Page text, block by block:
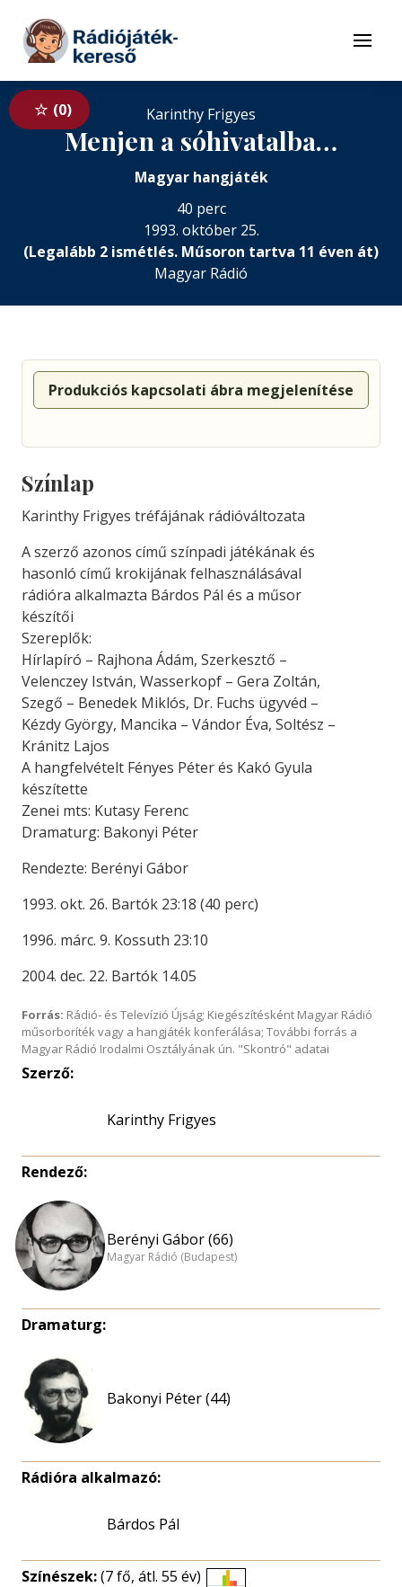
Tovább a tartalomhoz
Menü
0 Karinthy Frigyes
Menjen a sóhivatalba…
Magyar hangjáték
40 perc
1993. október 25.
(Legalább 2 ismétlés. Műsoron tartva 11 éven át)
Magyar Rádió
Produkciós kapcsolati ábra megjelenítése
Színlap
Karinthy Frigyes tréfájának rádióváltozata
A szerző azonos című színpadi játékának és
hasonló című krokijának felhasználásával
rádióra alkalmazta Bárdos Pál és a műsor
készítői
Szereplők:
Hírlapíró – Rajhona Ádám, Szerkesztő –
Velenczey István, Wasserkopf – Gera Zoltán,
Szegő – Benedek Miklós, Dr. Fuchs ügyvéd –
Kézdy György, Mancika – Vándor Éva, Soltész –
Kránitz Lajos
A hangfelvételt Fényes Péter és Kakó Gyula
készítette
Zenei mts: Kutasy Ferenc
Dramaturg: Bakonyi Péter
Rendezte: Berényi Gábor
1993. okt. 26. Bartók 23:18 (40 perc)
1996. márc. 9. Kossuth 23:10
2004. dec. 22. Bartók 14.05
Forrás: Rádió- és Televízió Újság; Kiegészítésként Magyar Rádió
műsorboríték vagy a hangjáték konferálása; További forrás a
Magyar Rádió Irodalmi Osztályának ún. "Skontró" adatai
Szerző:
Karinthy Frigyes
Rendező:
Berényi Gábor (66)
Magyar Rádió (Budapest)
Dramaturg:
Bakonyi Péter (44)
Rádióra alkalmazó:
Bárdos Pál
Színészek:(7 fő, átl. 55 év)